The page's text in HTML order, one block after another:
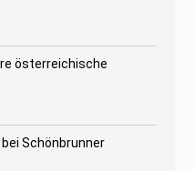
österreichische
Schönbrunner